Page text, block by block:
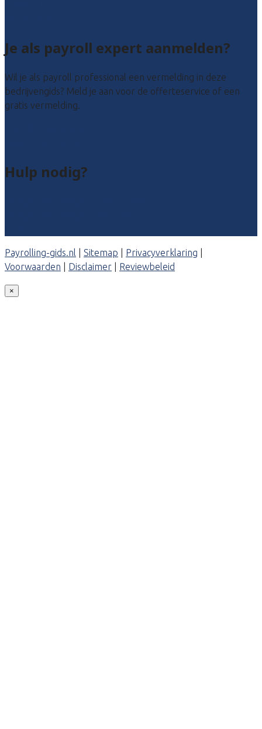
Je als payroll expert aanmelden?
Wil je als payroll professional een vermelding in deze
bedrijvengids? Meld je aan voor de offerteservice of een
gratis vermelding.
Hulp nodig?
Payrolling-gids.nl Sitemap Privacyverklaring
Voorwaarden
Disclaimer Reviewbeleid
×